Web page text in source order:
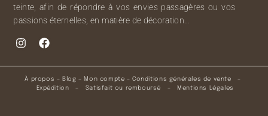
teinte, afin de répondre à vos envies passagères ou vos
passions éternelles, en matière de décoration…
À propos – Blog – Mon compte –Conditions générales de vente –
Expédition – Satisfait ou remboursé – Mentions Légales